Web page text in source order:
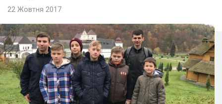
22 Жовтня 2017